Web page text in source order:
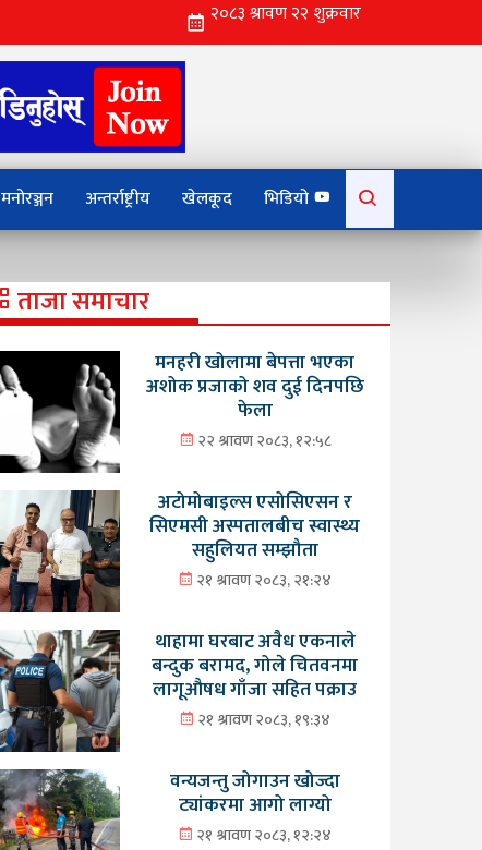
मनोरञ्जन अन्तर्राष्ट्रीय खेलकूद भिडियो
for:
ताजा समाचार
मनहरी खोलामा बेपत्ता भएका
अशोक प्रजाको शव दुई दिनपछि
फेला
२२ श्रावण २०८३, १२:५८
अटोमोबाइल्स एसोसिएसन र
सिएमसी अस्पतालबीच स्वास्थ्य
सहुलियत सम्झौता
२१ श्रावण २०८३, २१:२४
थाहामा घरबाट अवैध एकनाले
बन्दुक बरामद, गोले चितवनमा
लागूऔषध गाँजा सहित पक्राउ
२१ श्रावण २०८३, १९:३४
वन्यजन्तु जोगाउन खोज्दा
ट्यांकरमा आगो लाग्यो
२१ श्रावण २०८३, १२:२४